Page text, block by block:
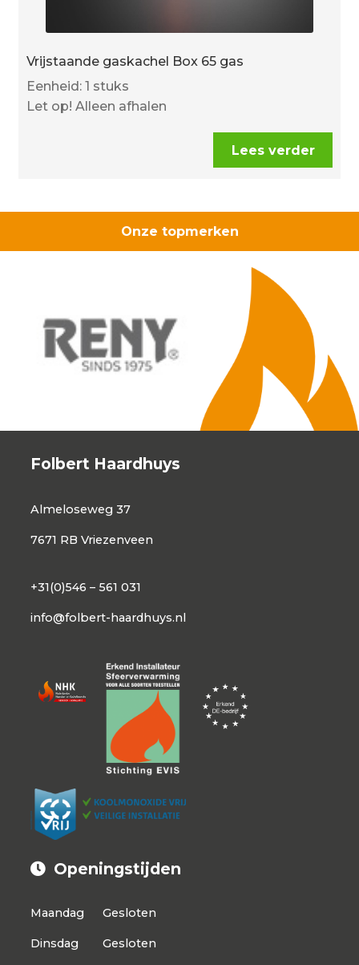
Vrijstaande gaskachel Box 65 gas
Eenheid: 1 stuks
Let op! Alleen afhalen
Lees verder
Onze topmerken
Folbert Haardhuys
Almeloseweg 37
7671 RB Vriezenveen
+31(0)546 – 561 031
info@folbert-haardhuys.nl
Openingstijden
Maandag Gesloten
Dinsdag Gesloten